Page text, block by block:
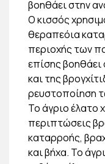
βοηθάει στην
Ο κισσός
θεραπεόια
περιοχής των
επίσης βοηθάει
και της
ρευστοποίηση
Το άγριο έλατο
περιπτώσεις
καταρροής,
και βήχα. Το